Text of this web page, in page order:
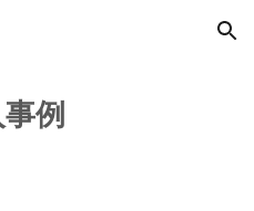
Skip to navigation
例